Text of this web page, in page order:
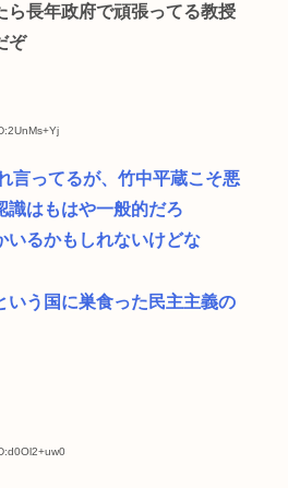
ら長年政府で頑張ってる教授
ぞ
言ってるが、竹中平蔵こそ悪
識はもはや一般的だろ
いるかもしれないけどな
いう国に巣食った民主主義の